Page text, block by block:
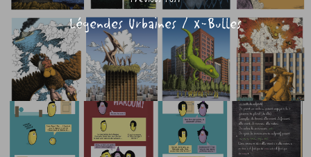
Légendes Urbaines / X-Bulles